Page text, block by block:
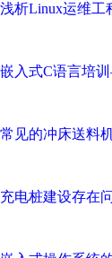
浅析Linux运维工
嵌入式C语言培
常见的冲床送料
充电桩建设存在